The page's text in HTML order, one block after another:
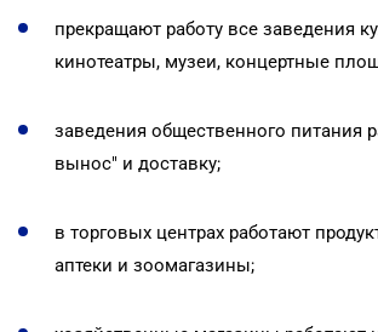
прекращают работу все заведения
кинотеатры, музеи, концертные
заведения общественного питания
вынос" и доставку;
в торговых центрах работают
аптеки и зоомагазины;